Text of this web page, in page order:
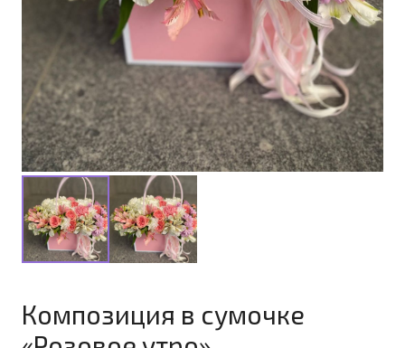
Композиция в сумочке